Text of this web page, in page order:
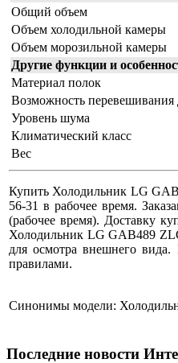
Общий объем
Объем холодильной камеры
Объем морозильной камеры
Другие функции и
Материал полок
Возможность перевешивания
Уровень шума
Климатический класс
Вес
Купить Холодильник LG
56-31 в рабочее время.
(рабочее время). Доставку
Холодильник LG GAB489
для осмотра внешнего
правилами.
Синонимы модели:
Последние новости